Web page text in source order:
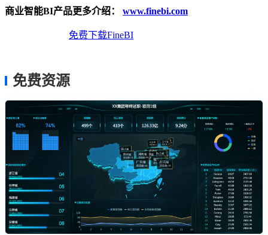
商业智能BI产品更多介绍： www.finebi.com
免费下载FineBI
免费资源